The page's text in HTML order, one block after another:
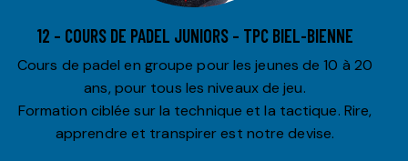
12 – COURS DE PADEL JUNIORS – TPC BIEL-BIENNE
Cours de padel en groupe pour les jeunes de 10 à 20
ans, pour tous les niveaux de jeu.
Formation ciblée sur la technique et la tactique. Rire,
apprendre et transpirer est notre devise.